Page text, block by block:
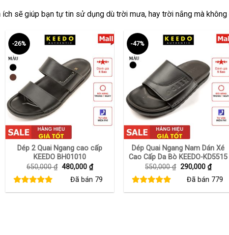
sẽ giúp bạn tự tin sử dụng dù trời mưa, hay trời nắng mà
-26%
+
Dép 2 Quai Ngang cao cấp
KEEDO BH01010
650,000₫ Giá
480,000 ₫Giá
hiện
tại
480,000 ₫.
Đã bán 79
-47%
+
Dép Quai Ngang Nam Dán Xé
Cao Cấp Da Bò KEEDO-KD5515
550,000₫ Giá
290,000 ₫Giá
hiện
tại
Đã bán 779